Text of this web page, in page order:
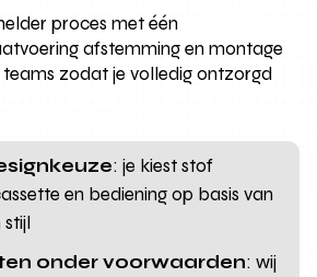
proces met één
afstemming en montage
zodat je volledig ontzorgd
: je kiest stof
en bediening op basis van
onder voorwaarden: wij